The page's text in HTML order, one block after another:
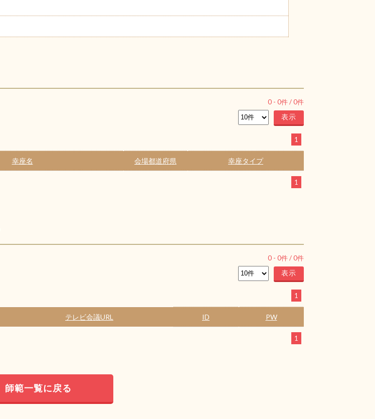
0 - 0件 /0件
1
幸座名 会場都道府県 幸座タイプ
1
0 - 0件 /0件
1
テレビ会議URL ID PW
1
師範一覧に戻る